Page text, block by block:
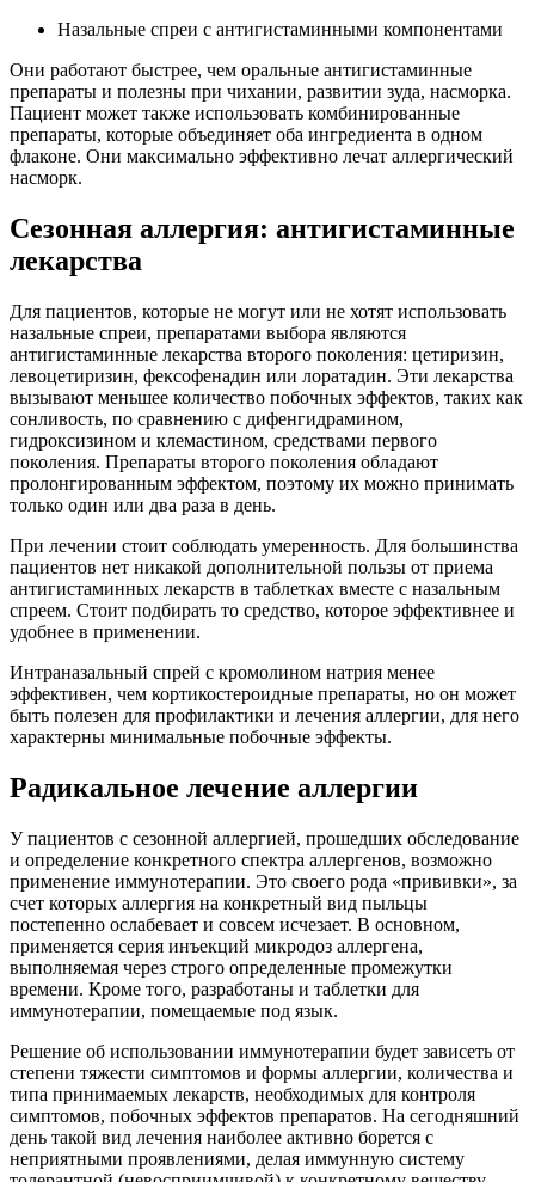
Назальные спреи с антигистаминными компонентами
Они работают быстрее, чем оральные антигистаминные
препараты и полезны при чихании, развитии зуда, насморка.
Пациент может также использовать комбинированные
препараты, которые объединяет оба ингредиента в одном
флаконе. Они максимально эффективно лечат аллергический
насморк.
Сезонная аллергия: антигистаминные
лекарства
Для пациентов, которые не могут или не хотят использовать
назальные спреи, препаратами выбора являются
антигистаминные лекарства второго поколения: цетиризин,
левоцетиризин, фексофенадин или лоратадин. Эти лекарства
вызывают меньшее количество побочных эффектов, таких как
сонливость, по сравнению с дифенгидрамином,
гидроксизином и клемастином, средствами первого
поколения. Препараты второго поколения обладают
пролонгированным эффектом, поэтому их можно принимать
только один или два раза в день.
При лечении стоит соблюдать умеренность. Для большинства
пациентов нет никакой дополнительной пользы от приема
антигистаминных лекарств в таблетках вместе с назальным
спреем. Стоит подбирать то средство, которое эффективнее и
удобнее в применении.
Интраназальный спрей с кромолином натрия менее
эффективен, чем кортикостероидные препараты, но он может
быть полезен для профилактики и лечения аллергии, для него
характерны минимальные побочные эффекты.
Радикальное лечение аллергии
У пациентов с сезонной аллергией, прошедших обследование
и определение конкретного спектра аллергенов, возможно
применение иммунотерапии. Это своего рода «прививки», за
счет которых аллергия на конкретный вид пыльцы
постепенно ослабевает и совсем исчезает. В основном,
применяется серия инъекций микродоз аллергена,
выполняемая через строго определенные промежутки
времени. Кроме того, разработаны и таблетки для
иммунотерапии, помещаемые под язык.
Решение об использовании иммунотерапии будет зависеть от
степени тяжести симптомов и формы аллергии, количества и
типа принимаемых лекарств, необходимых для контроля
симптомов, побочных эффектов препаратов. На сегодняшний
день такой вид лечения наиболее активно борется с
неприятными проявлениями, делая иммунную систему